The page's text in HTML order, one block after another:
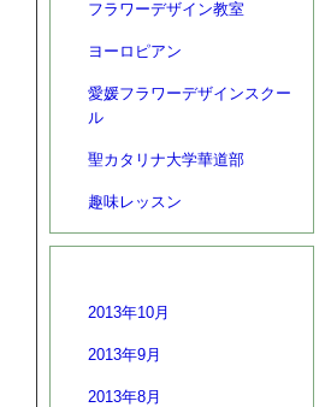
フラワーデザイン教室
ヨーロピアン
愛媛フラワーデザインスクー
ル
聖カタリナ大学華道部
趣味レッスン
2013年10月
2013年9月
2013年8月